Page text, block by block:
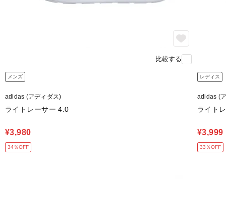
比較する
メンズ
adidas (アディダス)
ライトレーサー 4.0
¥3,980
34％OFF
レディス
adidas (
ライト
¥3,999
33％OFF